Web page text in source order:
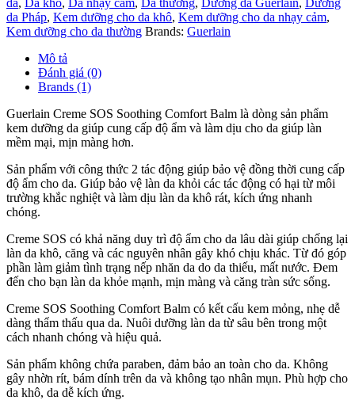
da Pháp, Kem dưỡng cho da khô, Kem dưỡng cho da nhạy cảm,
Kem dưỡng cho da thường Brands: Guerlain
Mô tả
Đánh giá (0)
Brands (1)
Guerlain Creme SOS Soothing Comfort Balm là dòng sản phẩm
kem dưỡng da giúp cung cấp độ ẩm và làm dịu cho da giúp làn
mềm mại, mịn màng hơn.
Sản phẩm với công thức 2 tác động giúp bảo vệ đồng thời cung cấp
độ ẩm cho da. Giúp bảo vệ làn da khỏi các tác động có hại từ môi
trường khắc nghiệt và làm dịu làn da khô rát, kích ứng nhanh
chóng.
Creme SOS có khả năng duy trì độ ẩm cho da lâu dài giúp chống lại
làn da khô, căng và các nguyên nhân gây khó chịu khác. Từ đó góp
phần làm giảm tình trạng nếp nhăn da do da thiếu, mất nước. Đem
đến cho bạn làn da khỏe mạnh, mịn màng và căng tràn sức sống.
Creme SOS Soothing Comfort Balm có kết cấu kem mỏng, nhẹ dễ
dàng thẩm thấu qua da. Nuôi dưỡng làn da từ sâu bên trong một
cách nhanh chóng và hiệu quả.
Sản phẩm không chứa paraben, đảm bảo an toàn cho da. Không
gây nhờn rít, bám dính trên da và không tạo nhân mụn. Phù hợp cho
da khô, da dễ kích ứng.